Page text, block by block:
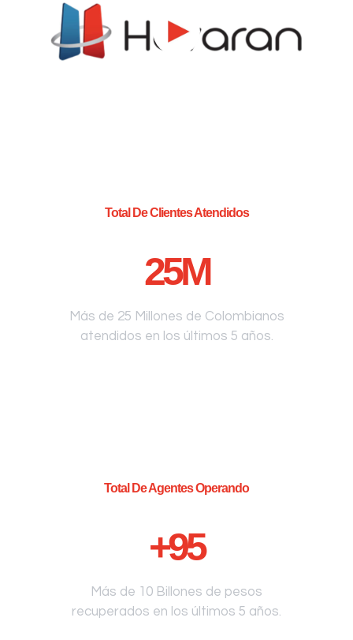
Total De Clientes Atendidos
25M
Más de 25 Millones de Colombianos
atendidos en los últimos 5 años.
Total De Agentes Operando
+95
Más de 10 Billones de pesos
recuperados en los últimos 5 años.